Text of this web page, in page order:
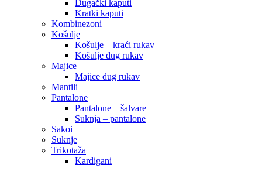
Dugački kaputi
Kratki kaputi
Kombinezoni
Košulje
Košulje – kraći rukav
Košulje dug rukav
Majice
Majice dug rukav
Mantili
Pantalone
Pantalone – šalvare
Suknja – pantalone
Sakoi
Suknje
Trikotaža
Kardigani